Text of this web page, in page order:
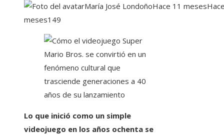
María José LondoñoHace 11 meses
meses149
Lo que inició como un simple
videojuego en los años ochenta se